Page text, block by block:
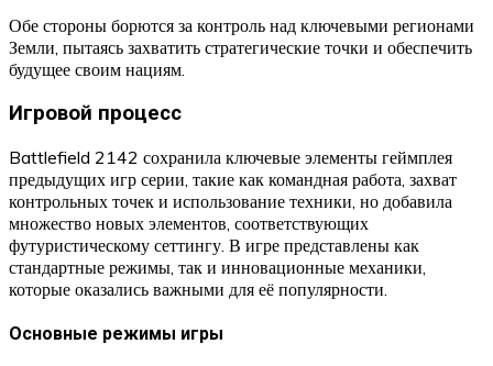
Обе стороны борются за контроль над ключевыми регионами
Земли, пытаясь захватить стратегические точки и обеспечить
будущее своим нациям.
Игровой процесс
Battlefield 2142 сохранила ключевые элементы геймплея
предыдущих игр серии, такие как командная работа, захват
контрольных точек и использование техники, но добавила
множество новых элементов, соответствующих
футуристическому сеттингу. В игре представлены как
стандартные режимы, так и инновационные механики,
которые оказались важными для её популярности.
Основные режимы игры